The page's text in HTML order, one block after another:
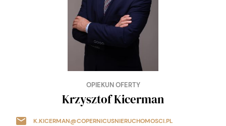
OPIEKUN OFERTY
Krzysztof Kicerman
K.KICERMAN@COPERNICUSNIERUCHOMOSCI.PL